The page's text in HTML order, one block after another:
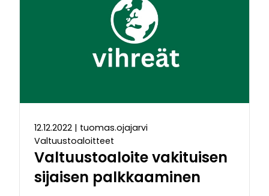
12.12.2022 | tuomas.ojajarvi
Valtuustoaloitteet
Valtuustoaloite vakituisen
sijaisen palkkaaminen